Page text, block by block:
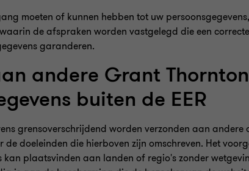
moeten of kunnen hebben tot uw
de afspraken worden vastgelegd die een
garanderen.
andere Grant
buiten de EER
grensoverschrijdend worden verzonden aan
doeleinden die hierboven zijn omschreven. Het
plaatsvinden aan landen of regio's zonder